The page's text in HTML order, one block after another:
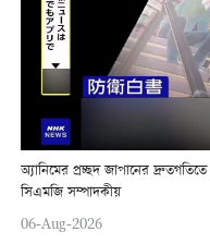
অ্যানিমের প্রচ্ছদ জাপানের
সিএমজি সম্পাদকীয়
06-Aug-2026